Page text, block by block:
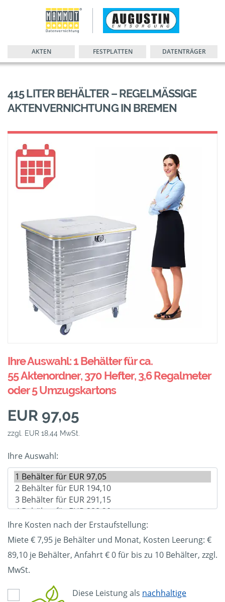
AKTEN FESTPLATTEN DATENTRÄGER
415 LITER BEHÄLTER – REGELMÄSSIGE A
KTENVERNICHTUNG IN BREMEN
Ihre Auswahl: 1 Behälter für ca.
55 Aktenordner, 370 Hefter, 3,6 Regalmeter
oder 5 Umzugskartons
EUR 97,05
zzgl. EUR 18,44 MwSt.
Ihre Auswahl:
Ihre Kosten nach der Erstaufstellung:
Miete € 7,95 je Behälter und Monat, Kosten Leerung: €
89,10 je Behälter, Anfahrt € 0 für bis zu 10 Behälter, zzgl.
MwSt.
Diese Leistung als nachhaltige